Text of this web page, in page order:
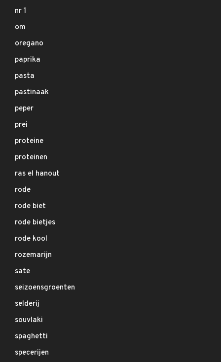
nr 1
om
oregano
paprika
pasta
pastinaak
peper
prei
proteine
proteinen
ras el hanout
rode
rode biet
rode bietjes
rode kool
rozemarijn
sate
seizoensgroenten
selderij
souvlaki
spaghetti
specerijen